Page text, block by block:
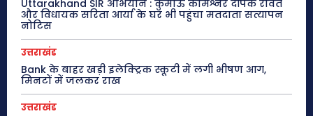
Uttarakhand SIR अभियान : कुमाऊं कमिश्नर दीपक रावत
और विधायक सरिता आर्या के घर भी पहुंचा मतदाता सत्यापन
नोटिस
उत्तराखंड
Bank के बाहर खड़ी इलेक्ट्रिक स्कूटी में लगी भीषण आग,
मिनटों में जलकर राख
उत्तराखंड